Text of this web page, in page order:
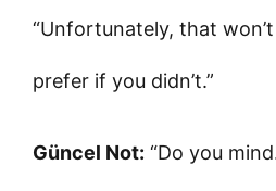
“Unfortunately, that won’t
prefer if you didn’t.”
Güncel Not: “Do you